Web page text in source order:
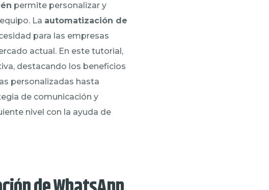
permite personalizar y
La automatización de
para las empresas
actual. En este tutorial,
destacando los beneficios
personalizadas hasta
de comunicación y
nivel con la ayuda de